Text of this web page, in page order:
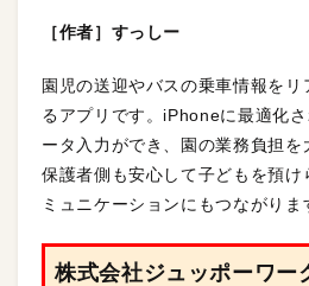
［作者］すっしー
園児の送迎やバスの乗車情報をリ
るアプリです。iPhoneに最適化
ータ入力ができ、園の業務負担を
保護者側も安心して子どもを預け
ミュニケーションにもつながりま
株式会社ジュッポーワー